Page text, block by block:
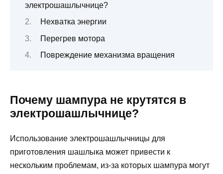
электрошашлычнице?
Нехватка энергии
Перегрев мотора
Повреждение механизма вращения
Почему шампура не крутятся в
электрошашлычнице?
Использование электрошашлычницы для
приготовления шашлыка может привести к
нескольким проблемам, из-за которых шампура могут